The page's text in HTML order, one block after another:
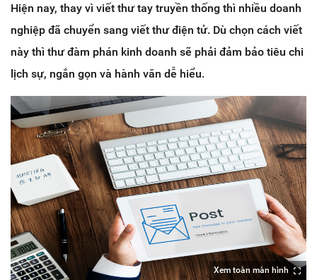
Hiện nay, thay vì viết thư tay truyền thống thì nhiều doanh
nghiệp đã chuyển sang viết thư điện tử. Dù chọn cách viết
này thì thư đàm phán kinh doanh sẽ phải đảm bảo tiêu chi
lịch sự, ngắn gọn và hành văn dễ hiểu.
Xem toàn màn hình